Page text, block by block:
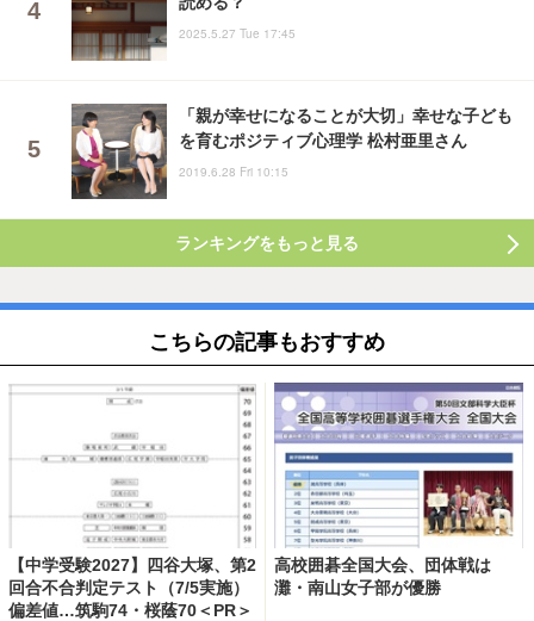
2025.5.27 Tue 17:45
「親が幸せになることが大切」幸せな子ども
を育むポジティブ心理学 松村亜里さん
2019.6.28 Fri 10:15
ランキングをもっと見る
こちらの記事もおすすめ
【中学受験2027】四谷大塚、第2
回合不合判定テスト（7/5実施）
偏差値…筑駒74・桜蔭70＜PR＞
高校囲碁全国大会、団体戦は
灘・南山女子部が優勝